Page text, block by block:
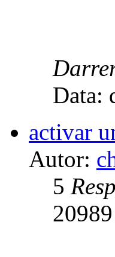
Data:
activar
Autor:
5
20989